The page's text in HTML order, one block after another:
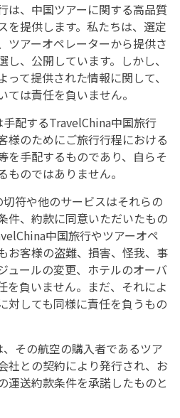
は、中国ツアーに関する高品質
を提供します。私たちは、選定
ツアーオペレーターから提供さ
、公開しています。しかし、
て提供された情報に関して、
は責任を負いません。
手配するTravelChina中国旅行
様のためにご旅行行程における
を手配するものであり、自らそ
のではありません。
切符や他のサービスはそれらの
件、約款に同意いただいたもの
中国旅行やツアーオペ
お客様の盗難、損害、怪我、事
ュールの変更、ホテルのオーバ
を負いません。まだ、それによ
対しても同様に責任を負うもの
、その航空の購入者であるツア
社との契約により発行され、お
運送約款条件を承諾したものと